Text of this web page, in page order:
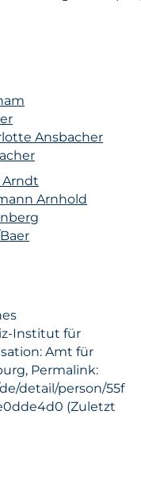
Ansbacher
Arndt
Arnhold
Institut für
Amt für
Permalink:
detail/person/55f
(Zuletzt